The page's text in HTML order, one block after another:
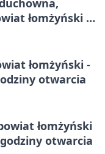
łomżyński -
łomżyński -
otwarcia
łomżyński
otwarcia